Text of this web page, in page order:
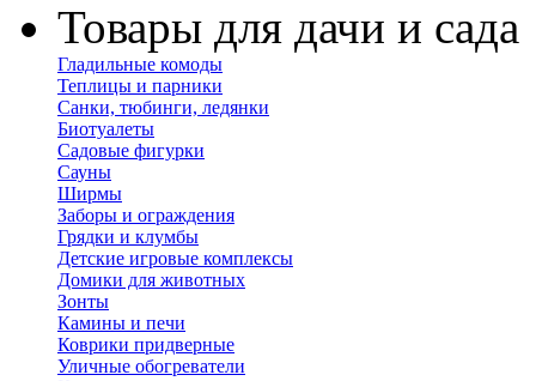
Товары для дачи и сада
Гладильные комоды
Теплицы и парники
Санки, тюбинги, ледянки
Биотуалеты
Садовые фигурки
Сауны
Ширмы
Заборы и ограждения
Грядки и клумбы
Детские игровые комплексы
Домики для животных
Зонты
Камины и печи
Коврики придверные
Уличные обогреватели